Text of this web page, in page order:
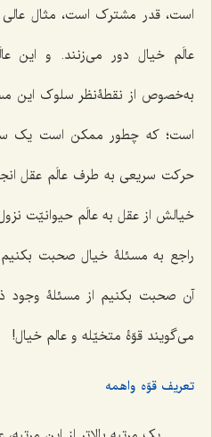
است، قدر مشترک است، مثال عالى
عالَم خیال دور مى‌زنند. و این
به‌خصوص از نقطۀنظر سلوک این
است؛ که چطور ممکن است یک
حرکت سریعی به طرف عالَم عقل
خیالش از عقل به عالَم حیوانیّت نزول
راجع به مسئلۀ خیال صحبت بکنیم
آن صحبت بکنیم از مسئلۀ وجود
مى‌گویند قوّۀ متخیّله و عالم خیال!
تعریف قوّه واهمه